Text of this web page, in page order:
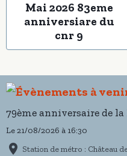
Mai 2026 83eme
anniversiare du
cnr 9
79ème anniversaire de
Le 21/08/2026 à 16:30
Station de métro : Château